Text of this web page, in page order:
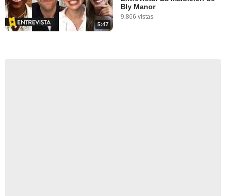
5:47
Bly Manor
9.866 vistas